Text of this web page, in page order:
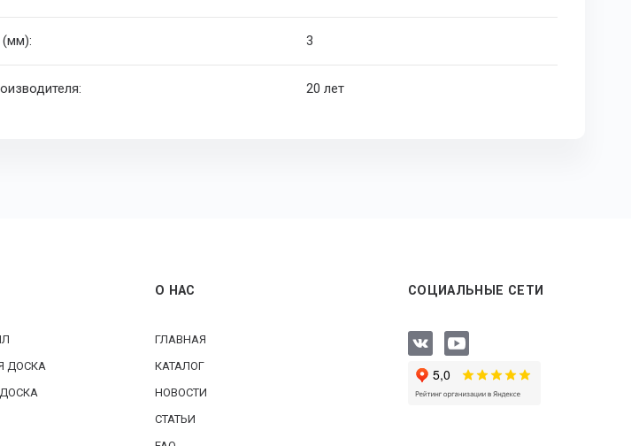
(мм): 3
20 лет
ДОСКА
О НАС
ГЛАВНАЯ
КАТАЛОГ
НОВОСТИ
СТАТЬИ
СОЦИАЛЬНЫЕ СЕТИ